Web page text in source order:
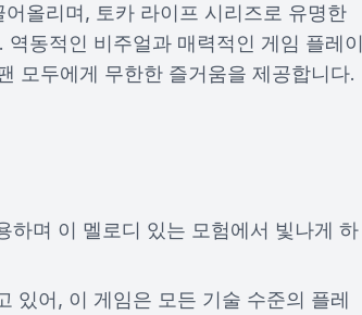
올리며, 토카 라이프 시리즈로 유명한
동적인 비주얼과 매력적인 게임 플레이
모두에게 무한한 즐거움을 제공합니다.
하며 이 멜로디 있는 모험에서 빛나게 하
있어, 이 게임은 모든 기술 수준의 플레